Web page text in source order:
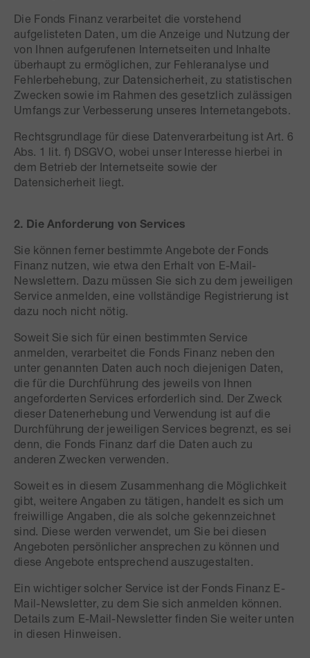
Die Fonds Finanz verarbeitet die vorstehend
aufgelisteten Daten, um die Anzeige und Nutzung der
von Ihnen aufgerufenen Internetseiten und Inhalte
überhaupt zu ermöglichen, zur Fehleranalyse und
Fehlerbehebung, zur Datensicherheit, zu statistischen
Zwecken sowie im Rahmen des gesetzlich zulässigen
Umfangs zur Verbesserung unseres Internetangebots.
Rechtsgrundlage für diese Datenverarbeitung ist Art. 6
Abs. 1 lit. f) DSGVO, wobei unser Interesse hierbei in
dem Betrieb der Internetseite sowie der
Datensicherheit liegt.
2. Die Anforderung von Services
Sie können ferner bestimmte Angebote der Fonds
Finanz nutzen, wie etwa den Erhalt von E-Mail-
Newslettern. Dazu müssen Sie sich zu dem jeweiligen
Service anmelden, eine vollständige Registrierung ist
dazu noch nicht nötig.
Soweit Sie sich für einen bestimmten Service
anmelden, verarbeitet die Fonds Finanz neben den
unter genannten Daten auch noch diejenigen Daten,
die für die Durchführung des jeweils von Ihnen
angeforderten Services erforderlich sind. Der Zweck
dieser Datenerhebung und Verwendung ist auf die
Durchführung der jeweiligen Services begrenzt, es sei
denn, die Fonds Finanz darf die Daten auch zu
anderen Zwecken verwenden.
Soweit es in diesem Zusammenhang die Möglichkeit
gibt, weitere Angaben zu tätigen, handelt es sich um
freiwillige Angaben, die als solche gekennzeichnet
sind. Diese werden verwendet, um Sie bei diesen
Angeboten persönlicher ansprechen zu können und
diese Angebote entsprechend auszugestalten.
Ein wichtiger solcher Service ist der Fonds Finanz E-
Mail-Newsletter, zu dem Sie sich anmelden können.
Details zum E-Mail-Newsletter finden Sie weiter unten
in diesen Hinweisen.